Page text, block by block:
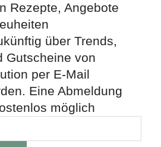
Rezepte, Angebote
über Trends,
Gutscheine von
per E-Mail
Eine Abmeldung
möglich